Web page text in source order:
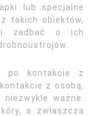
lub specjalne
takich obiektów,
i zadbać o ich
po kontakcie z
z osobą,
ważne.
a zwłaszcza